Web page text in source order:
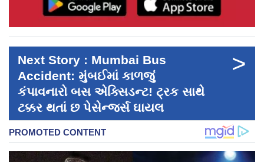
Next Story : Mumbai Bus
Accident: મુંબઈમાં કાળજું
કંપાવનારો બસ એક્સિડન્ટ! ટ્રક સાથે
ટક્કર થતાં છ પેસેન્જર્સ ઘાયલ
>